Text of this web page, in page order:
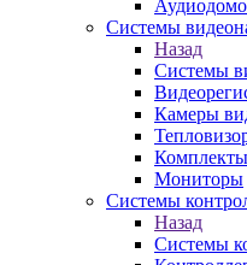
Системы
Назад
Системы
Камеры
Мониторы
Системы
Назад
Системы